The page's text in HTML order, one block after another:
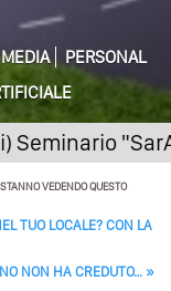
La Trappola
Quarto Memorial
Uno Che
(SGE)? Il Declino
Nell’era Degli
PERSONAL
"SarAI
VEDENDO QUESTO
TUO LOCALE? CON LA
NON HA CREDUTO… »